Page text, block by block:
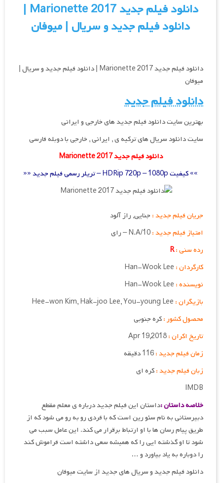
دانلود فیلم جدید Marionette 2017 |
دانلود فیلم جدید و سریال | میوفان
دانلود فیلم جدید Marionette 2017 | دانلود فیلم جدید و سریال |
میوفان
دانلود فیلم جدید
بهترین سایت دانلود فیلم جدید های خارجی و ایرانی
سایت دانلود سریال های ترکیه ی , ایرانی , خارجی با دوبله فارسی
دانلود فیلم جدید Marionette 2017
»» کیفیت HDRip 720p – 1080p – تریلر رسمی فیلم جدید ««
جریان فیلم جدید : جنایی, راز آلود
امتیاز فیلم جدید :
رده سنی :R
کارگردان :
نویسنده : Han-Wook Lee
بازیگران :
محصول کشور :کره جنوبی
تاریخ اکران :
زمان فیلم جدید :
زبان فیلم جدید :کره ای
IMDB
خلاصه داستان :داستان این فیلم جدید درباره ی معلم مقطع
دبیرستانی به نام سئو رین است که با فردی رو به رو می شود که از
طریق پیام رسان ها با او ارتباط برقرار می کند. این عامل سبب می
شود تا او گذشته ایی را که همیشه سعی داشته است فراموش کند
را دوباره به یاد بیاورد و …
دانلود فیلم جدید و سریال های جدید از سایت میوفان